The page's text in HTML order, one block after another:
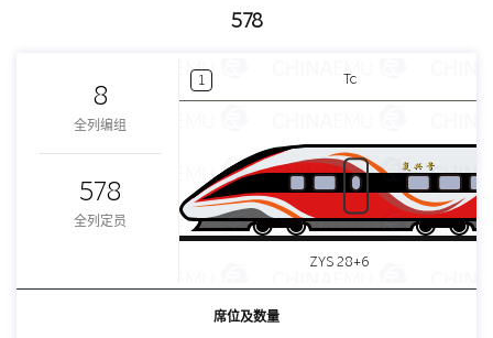
578
8
全列编组
578
全列定员
1 Tc
ZYS 28+6
席位及数量